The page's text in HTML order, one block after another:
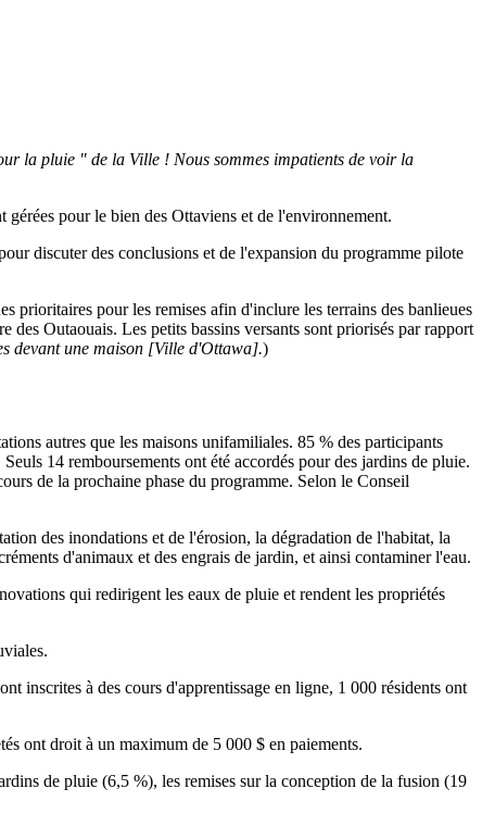
la pluie " de la Ville ! Nous sommes impatients de voir la
pour le bien des Ottaviens et de l'environnement.
discuter des conclusions et de l'expansion du programme pilote
prioritaires pour les remises afin d'inclure les terrains des banlieues
Outaouais. Les petits bassins versants sont priorisés par rapport
devant une maison [Ville d'Ottawa].)
autres que les maisons unifamiliales. 85 % des participants
14 remboursements ont été accordés pour des jardins de pluie.
de la prochaine phase du programme. Selon le Conseil
des inondations et de l'érosion, la dégradation de l'habitat, la
d'animaux et des engrais de jardin, et ainsi contaminer l'eau.
qui redirigent les eaux de pluie et rendent les propriétés
inscrites à des cours d'apprentissage en ligne, 1 000 résidents ont
ont droit à un maximum de 5 000 $ en paiements.
de pluie (6,5 %), les remises sur la conception de la fusion (19